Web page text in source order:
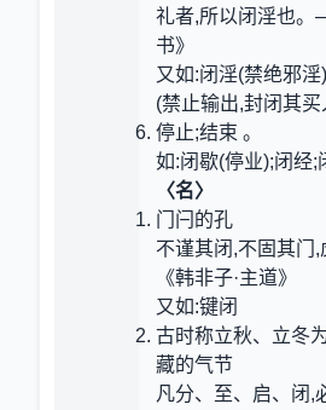
礼者,所以闭淫也
书》
又如:闭淫(禁绝邪
(禁止输出,封闭其
停止;结束 。
如:闭歇(停业);闭经;
〈名〉
门闩的孔
不谨其闭,不固其
《韩非子·主道》
又如:键闭
古时称立秋、立冬
藏的气节
凡分、至、启、